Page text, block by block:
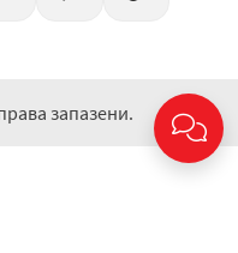
запазени.